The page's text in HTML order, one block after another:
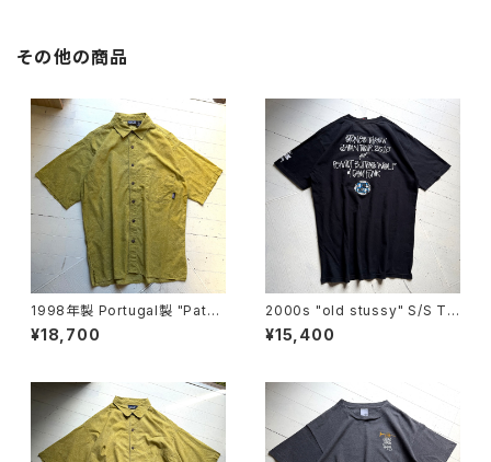
その他の商品
1998年製 Portugal製 "Patag
onia" AC print shirt
¥18,700
2000s "old stussy" S/S T-
shirt
¥15,400